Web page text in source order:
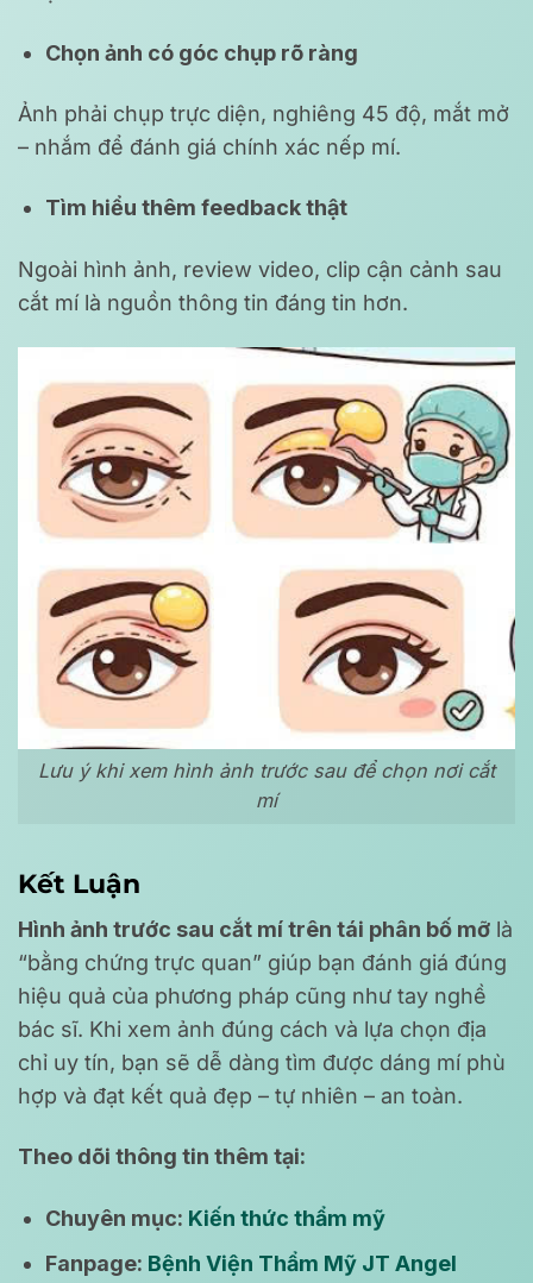
Chọn ảnh có góc chụp rõ ràng
Ảnh phải chụp trực diện, nghiêng 45 độ, mắt mở
– nhắm để đánh giá chính xác nếp mí.
Tìm hiểu thêm feedback thật
Ngoài hình ảnh, review video, clip cận cảnh sau
cắt mí là nguồn thông tin đáng tin hơn.
Lưu ý khi xem hình ảnh trước sau để chọn nơi cắt
mí
Kết Luận
Hình ảnh trước sau cắt mí trên tái phân bố mỡ là
“bằng chứng trực quan” giúp bạn đánh giá đúng
hiệu quả của phương pháp cũng như tay nghề
bác sĩ. Khi xem ảnh đúng cách và lựa chọn địa
chỉ uy tín, bạn sẽ dễ dàng tìm được dáng mí phù
hợp và đạt kết quả đẹp – tự nhiên – an toàn.
Theo dõi thông tin thêm tại:
Chuyên mục: Kiến thức thẩm mỹ
Fanpage: Bệnh Viện Thẩm Mỹ JT Angel